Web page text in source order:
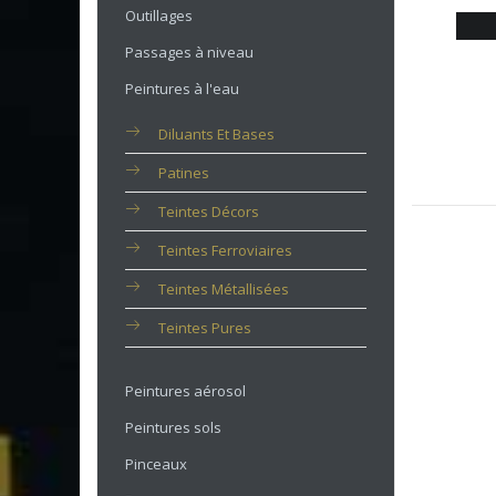
Outillages
Passages à niveau
Peintures à l'eau
Diluants Et Bases
Patines
Teintes Décors
Teintes Ferroviaires
Teintes Métallisées
Teintes Pures
Peintures aérosol
Peintures sols
Pinceaux